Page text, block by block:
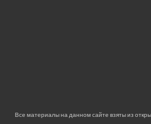
Все материалы на данном сайте взяты из